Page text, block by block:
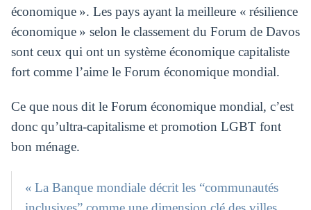
économique ». Les pays ayant la meilleure « résilience
économique » selon le classement du Forum de Davos
sont ceux qui ont un système économique capitaliste
fort comme l’aime le Forum économique mondial.
Ce que nous dit le Forum économique mondial, c’est
donc qu’ultra-capitalisme et promotion LGBT font
bon ménage.
« La Banque mondiale décrit les “communautés